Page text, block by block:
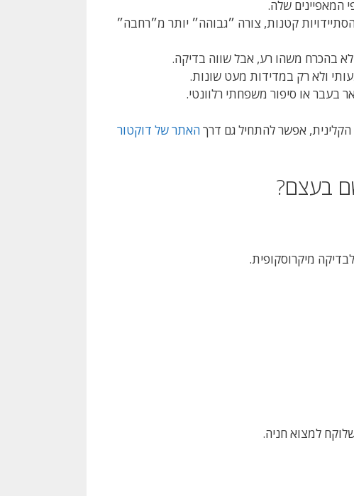
המאפיינים שלה.
קטנות, צורה ״גבוהה״ יותר מ״רחבה״
בהכרח משהו רע, אבל שווה בדיקה.
ולא רק במדידות מעט שונות.
בעבר או סיפור משפחתי רלוונטי.
אפשר להתחיל גם דרךהאתר של דוקטור
מיקרוסקופית.
למצוא חניה.